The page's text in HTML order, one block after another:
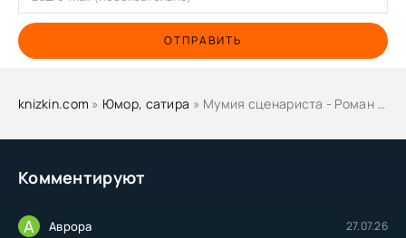
Комментируют
А Аврора 27.07.26
ОТПРАВИТЬ
knizkin.com » Юмор, сатира » Мумия сценариста - Роман Ревельт